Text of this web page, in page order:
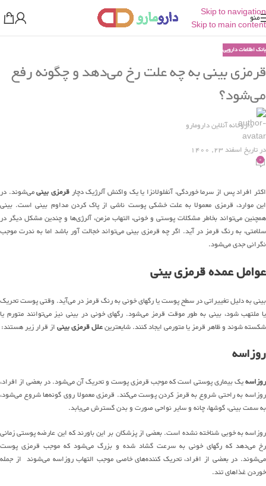
Skip to navigation
Skip to main content
منو
بانک اطلاعات دارویی
قرمزی بینی به چه علت رخ می‌دهد و چگونه رفع
می‌شود؟
داروخانه آنلاین دارومارو
در تاریخ اسفند 23, 1400
0
اکثر افراد پس از سرما خوردگی، آنفلولانزا یا یک واکنش آلرژیک دچارقرمزی بینیمی‌شوند. در
این موارد، قرمزی معمولا به علت خشکی پوست ناشی از پاک کردن مداوم بینی است. بینی
همچنین می‌تواند بخاطر مشکلات پوستی و خونی، التهاب مزمن، آلرژی‌ها و چندین مشکل دیگر در
سلامتی، به رنگ قرمز در آید. اگر چه قرمزی بینی می‌تواند خجالت آور باشد اما به ندرت موجب
نگرانی جدی می‌شود.
عوامل عمده قرمزی بینی
بینی به دلیل تغییراتی در سطح پوست یا رگهای خونی به رنگ قرمز در می‌آید. وقتی پوست تحریک
یا ملتهب شود، بینی به طور موقت قرمز می‌شود. رگهای خونی در بینی نیز می‌توانند متورم یا
شکسته شوند و ظاهر قرمز یا متورمی ایجاد کنند. شایعترینعلل قرمزی بینیاز قرار زیر هستند:
روزاسه
روزاسهیک بیماری پوستی است که موجب قرمزی پوست و تحریک آن می‌شود. در بعضی از افراد،
روزاسه به راحتی شروع به قرمز کردن پوست می‌کند. قرمزی معمولا روی گونه‌ها شروع می‌شود،
به سمت بینی، گوشها، چانه و سایر نواحی صورت و بدن گسترش می‌یابد.
روزاسه به خوبی شناخته نشده است. بعضی از پزشکان بر این باورند که این عارضه پوستی زمانی
رخ می‌دهد که رگهای خونی به سرعت گشاد شده و بزرگ می‌شود که موجب قرمزی پوست
می‌شوند. در بعضی از افراد، تحریک کننده‌های خاصی موجب التهاب روزاسه می‌شوند از جمله
خوردن غذاهای تند.